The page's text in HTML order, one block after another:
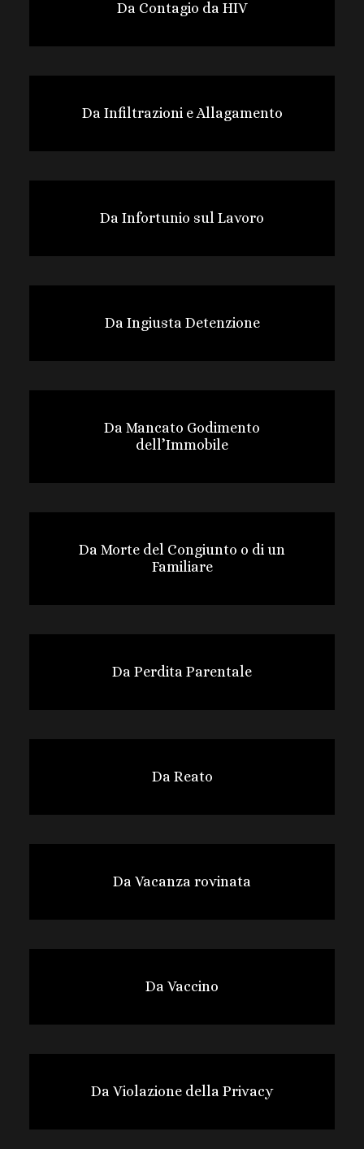
Da Contagio da HIV
Da Infiltrazioni e Allagamento
Da Infortunio sul Lavoro
Da Ingiusta Detenzione
Da Mancato Godimento
dell’Immobile
Da Morte del Congiunto o di un
Familiare
Da Perdita Parentale
Da Reato
Da Vacanza rovinata
Da Vaccino
Da Violazione della Privacy